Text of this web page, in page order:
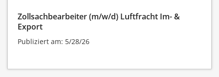
Zollsachbearbeiter (m/w/d) Luftfracht Im- &
Export
Publiziert am: 5/28/26